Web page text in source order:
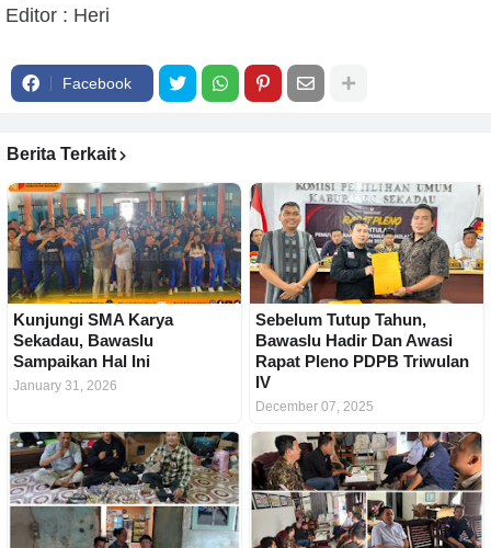
Editor : Heri
Facebook
Berita Terkait
Kunjungi SMA Karya
Sekadau, Bawaslu
Sampaikan Hal Ini
January 31, 2026
Sebelum Tutup Tahun,
Bawaslu Hadir Dan Awasi
Rapat Pleno PDPB Triwulan
IV
December 07, 2025